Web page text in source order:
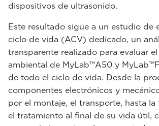
dispositivos de ultrasonido.
Este resultado sigue a un estudio de
ciclo de vida (ACV) dedicado, un
transparente realizado para evaluar
ambiental de MyLab™A50 y
de todo el ciclo de vida. Desde la
componentes electrónicos y
por el montaje, el transporte, hasta la
el tratamiento al final de su vida útil,